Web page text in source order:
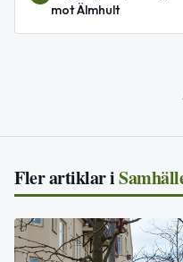
mot Älmhult
Fler artiklar i